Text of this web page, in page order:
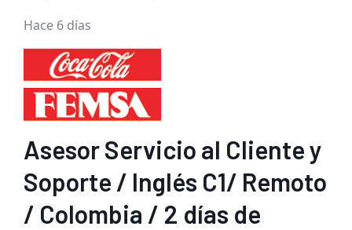
Hace 6 días
Asesor Servicio al Cliente y
Soporte / Inglés C1/ Remoto
/ Colombia / 2 días de